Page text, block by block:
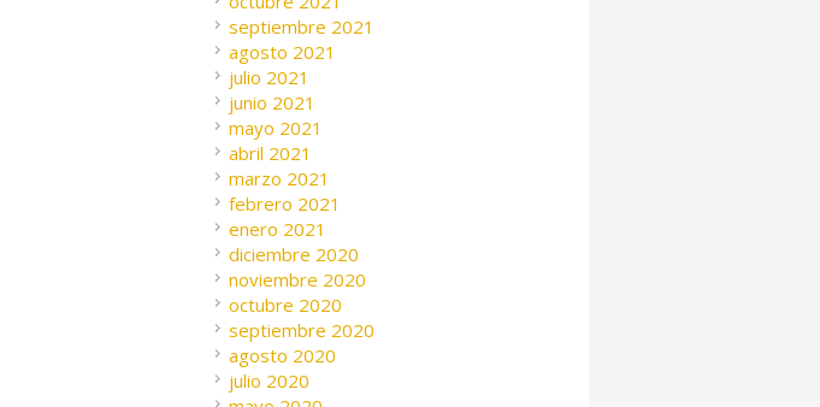
septiembre 2021
agosto 2021
julio 2021
junio 2021
mayo 2021
abril 2021
marzo 2021
febrero 2021
enero 2021
diciembre 2020
noviembre 2020
octubre 2020
septiembre 2020
agosto 2020
julio 2020